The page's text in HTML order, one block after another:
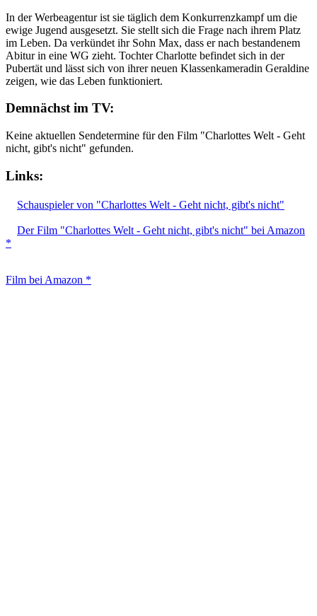
In der Werbeagentur ist sie täglich dem Konkurrenzkampf um die
ewige Jugend ausgesetzt. Sie stellt sich die Frage nach ihrem Platz
im Leben. Da verkündet ihr Sohn Max, dass er nach bestandenem
Abitur in eine WG zieht. Tochter Charlotte befindet sich in der
Pubertät und lässt sich von ihrer neuen Klassenkameradin Geraldine
zeigen, wie das Leben funktioniert.
Demnächst im TV:
Keine aktuellen Sendetermine für den Film "Charlottes Welt - Geht
nicht, gibt's nicht" gefunden.
Links:
Schauspieler von "Charlottes Welt - Geht nicht, gibt's nicht"
Der Film "Charlottes Welt - Geht nicht, gibt's nicht" bei Amazon
*
Film bei Amazon *